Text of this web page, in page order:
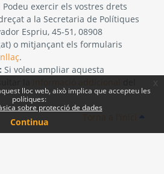
lloc web, això implica que accepteu les
polítiques:
sobre protecció de dades
Continua
x
exercir els vostres drets
a la Secretaria de Polítiques
Espriu, 45-51, 08908
o mitjançant els formularis
.
Si voleu ampliar aquesta